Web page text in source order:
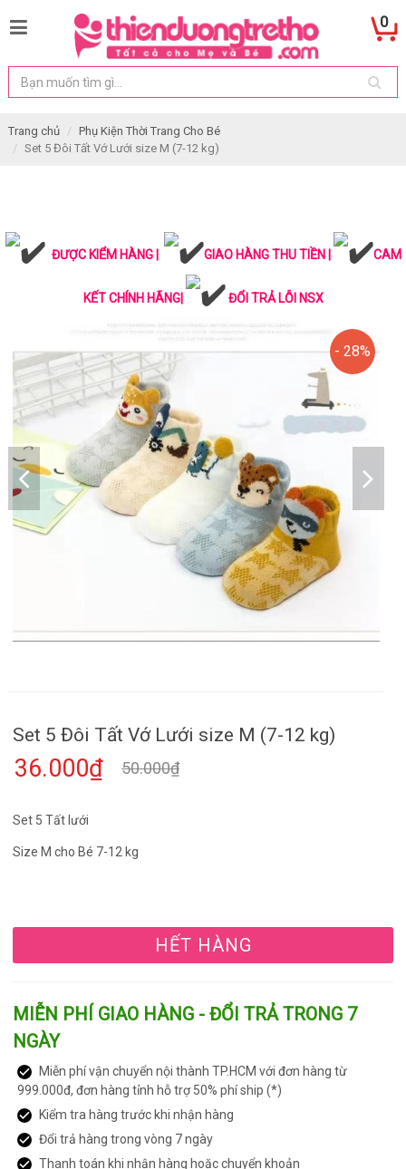
0
Trang chủ
Phụ Kiện Thời Trang Cho Bé
Set 5 Đôi Tất Vớ Lưới size M (7-12 kg)
ĐƯỢC KIỂM HÀNG | GIAO HÀNG THU TIỀN | CAM
KẾT CHÍNH HÃNG| ĐỔI TRẢ LỖI NSX
- 28%
Set 5 Đôi Tất Vớ Lưới size M (7-12 kg)
36.000₫ 50.000₫
Set 5 Tất lưới
Size M cho Bé 7-12 kg
HẾT HÀNG
MIỄN PHÍ GIAO HÀNG - ĐỔI TRẢ TRONG 7
NGÀY
Miễn phí vận chuyển nội thành TP.HCM với đơn hàng từ
999.000đ, đơn hàng tỉnh hỗ trợ 50% phí ship (*)
Kiểm tra hàng trước khi nhận hàng
Đổi trả hàng trong vòng 7 ngày
Thanh toán khi nhận hàng hoặc chuyển khoản